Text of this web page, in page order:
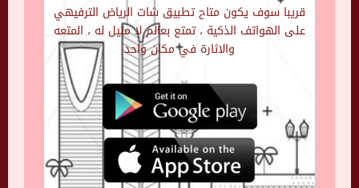
قريبا سوف يكون متاح تطبيق شات الرياض الترفيهي
على الهواتف الذكية ، تمتع بعالم لا مثيل له ، المتعه
والاثارة في مكان واحد